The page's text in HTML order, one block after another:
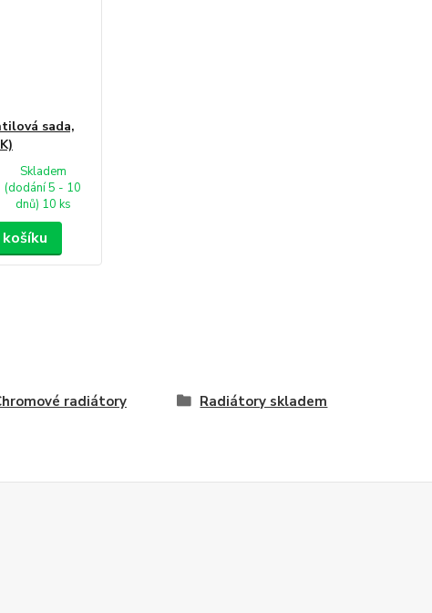
sada,
Skladem
(dodání 5 - 10
dnů) 10 ks
radiátory Radiátory skladem